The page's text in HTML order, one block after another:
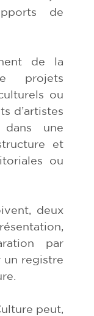
de
de la
projets
ou
d’artistes
une
et
ou
deux
par
un registre
peut,